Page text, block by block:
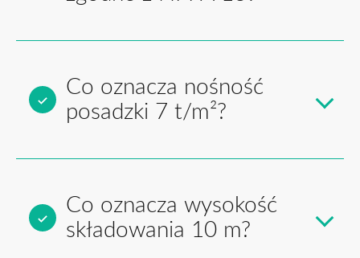
Co oznacza nośność
posadzki 7 t/m²?
Co oznacza wysokość
składowania 10 m?